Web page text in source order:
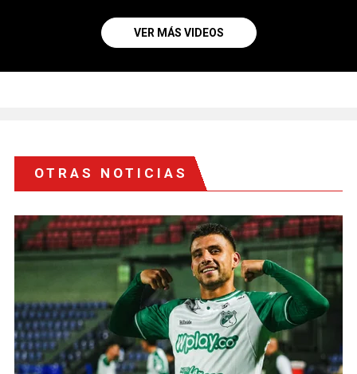
VER MÁS VIDEOS
OTRAS NOTICIAS